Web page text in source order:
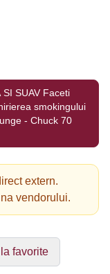
SUAV Faceti
smokingului
- Chuck 70
extern.
vendorului.
favorite